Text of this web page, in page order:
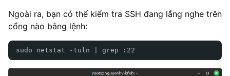
Ngoài ra, bạn có thể kiểm tra SSH đang lắng nghe trên
cổng nào bằng lệnh:
sudo netstat -tuln | grep :22